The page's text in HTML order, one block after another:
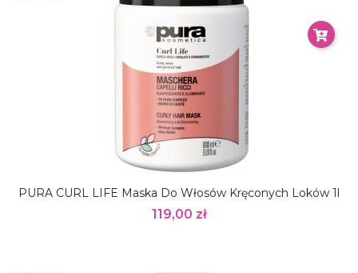
PURA CURL LIFE Maska Do Włosów Kręconych Loków 1l
119,00 zł